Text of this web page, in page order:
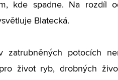
kde spadne. Na rozdíl
Blatecká.
potocích
život ryb, drobných